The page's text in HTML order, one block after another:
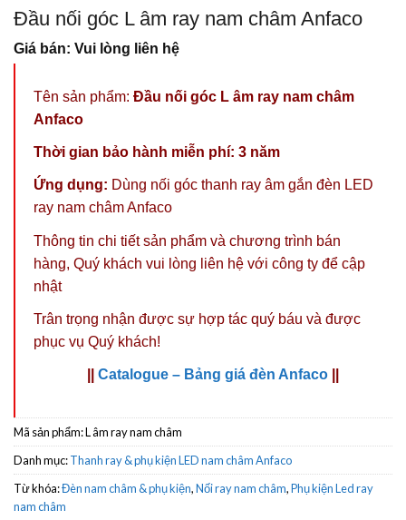
Đầu nối góc L âm ray nam châm Anfaco
Giá bán: Vui lòng liên hệ
Tên sản phẩm: Đầu nối góc L âm ray nam châm
Anfaco
Thời gian bảo hành miễn phí: 3 năm
Ứng dụng: Dùng nối góc thanh ray âm gắn đèn LED
ray nam châm Anfaco
Thông tin chi tiết sản phẩm và chương trình bán
hàng, Quý khách vui lòng liên hệ với công ty để cập
nhật
Trân trọng nhận được sự hợp tác quý báu và được
phục vụ Quý khách!
Catalogue – Bảng giá đèn Anfaco
Mã sản phẩm:L âm ray nam châm
Danh mục:Thanh ray & phụ kiện LED nam châm Anfaco
Từ khóa:Đèn nam châm & phụ kiện,Nối ray nam châm,Phụ kiện Led ray
nam châm